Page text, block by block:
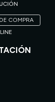
COMPRA